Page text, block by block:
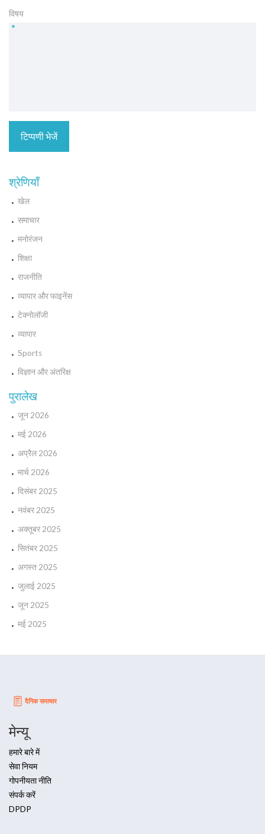
विषय
*
श्रेणियाँ
खेल
समाचार
मनोरंजन
शिक्षा
राजनीति
व्यापार और फाइनेंस
टेक्नोलॉजी
व्यापार
Sports
विज्ञान और अंतरिक्ष
पुरालेख
जून 2026
मई 2026
अप्रैल 2026
मार्च 2026
दिसंबर 2025
नवंबर 2025
अक्तूबर 2025
सितंबर 2025
अगस्त 2025
जुलाई 2025
जून 2025
मई 2025
मेन्यू
हमारे बारे में
सेवा नियम
गोपनीयता नीति
संपर्क करें
DPDP